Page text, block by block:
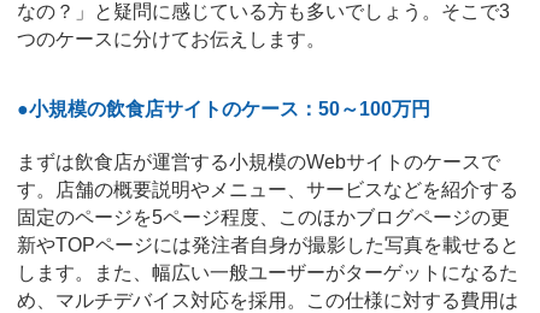
なの？」と疑問に感じている方も多いでしょう。そこで3
つのケースに分けてお伝えします。
●小規模の飲食店サイトのケース：50～100万円
まずは飲食店が運営する小規模のWebサイトのケースで
す。店舗の概要説明やメニュー、サービスなどを紹介する
固定のページを5ページ程度、このほかブログページの更
新やTOPページには発注者自身が撮影した写真を載せると
します。また、幅広い一般ユーザーがターゲットになるた
め、マルチデバイス対応を採用。この仕様に対する費用は